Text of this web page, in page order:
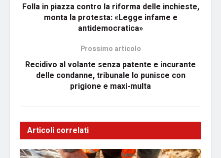
Folla in piazza contro la riforma delle inchieste,
monta la protesta: «Legge infame e
antidemocratica»
Prossimo articolo
Recidivo al volante senza patente e incurante
delle condanne, tribunale lo punisce con
prigione e maxi-multa
Articoli correlati